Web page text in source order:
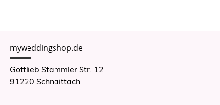
myweddingshop.de
Gottlieb Stammler Str. 12
91220 Schnaittach